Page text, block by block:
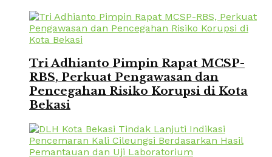
Tri Adhianto Pimpin Rapat MCSP-
RBS, Perkuat Pengawasan dan
Pencegahan Risiko Korupsi di Kota
Bekasi